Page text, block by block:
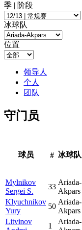
季 | 阶段
冰球队
位置
领导人
个人
团队
守门员
球员 # 冰球队
Mylnikov
Sergei S.
33
Ariada-
Akpars
Klyuchnikov
Yury
50
Ariada-
Akpars
Litvinov
1
Ariada-